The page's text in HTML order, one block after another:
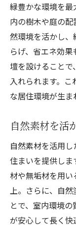
注文住
自然環
注文住
四季折
注文住
自然と
注文住宅で
注文住
ライフ
注文住
し
資産価
家族の
緑豊かな環境を
内の樹木や庭の
然環境を活かし
らげ、省エネ効
壇を設けること
入れられます。
な居住環境が生ま
自然素材を活
自然素材を活用
住まいを提供し
材や無垢材を用
上。さらに、自
とで、室内環境
が安心して長く